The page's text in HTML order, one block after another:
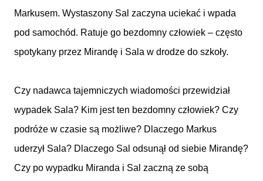
Markusem. Wystaszony Sal zaczyna uciekać i wpada
pod samochód. Ratuje go bezdomny człowiek – często
spotykany przez Mirandę i Sala w drodze do szkoły.
Czy nadawca tajemniczych wiadomości przewidział
wypadek Sala? Kim jest ten bezdomny człowiek? Czy
podróże w czasie są możliwe? Dlaczego Markus
uderzył Sala? Dlaczego Sal odsunął od siebie Mirandę?
Czy po wypadku Miranda i Sal zaczną ze sobą